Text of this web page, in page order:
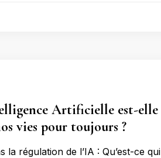
Artificielle est-elle
vies pour toujours ?
la régulation de l’IA : Qu’est-ce qui